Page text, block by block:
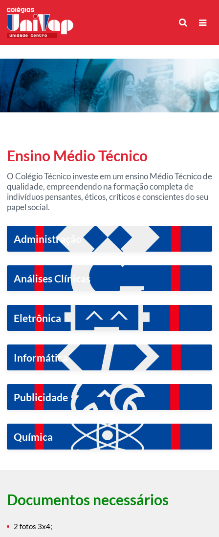
Ensino Médio Técnico
O Colégio Técnico investe em um ensino Médio Técnico de
qualidade, empreendendo na formação completa de
indivíduos pensantes, éticos, críticos e conscientes do seu
papel social.
Administração
Análises Clínicas
Eletrônica
Informática
Publicidade
Química
Documentos necessários
2 fotos 3x4;